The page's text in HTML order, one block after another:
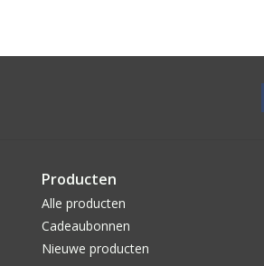
Producten
Alle producten
Cadeaubonnen
Nieuwe producten